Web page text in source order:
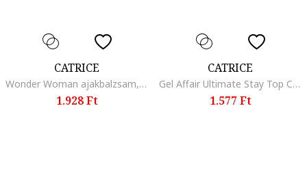
CATRICE
Wonder Woman ajakbalzsam, 010 - Love, 1.3 ml
1.928 Ft
CATRICE
Gel Affair Ultimate Stay Top Coat fedőlakk, 10.5 ml
1.577 Ft